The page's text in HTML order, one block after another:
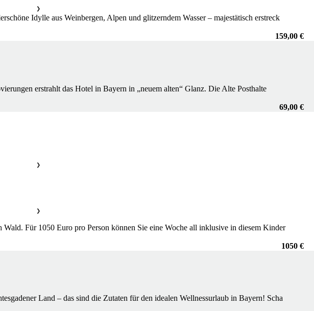
Idylle aus Weinbergen, Alpen und glitzerndem Wasser – majestätisch erstreck
159,00 €
erstrahlt das Hotel in Bayern in „neuem alten“ Glanz. Die Alte Posthalte
69,00 €
Für 1050 Euro pro Person können Sie eine Woche all inklusive in diesem Kinder
1050 €
Land – das sind die Zutaten für den idealen Wellnessurlaub in Bayern! Scha
❯
❯
❯